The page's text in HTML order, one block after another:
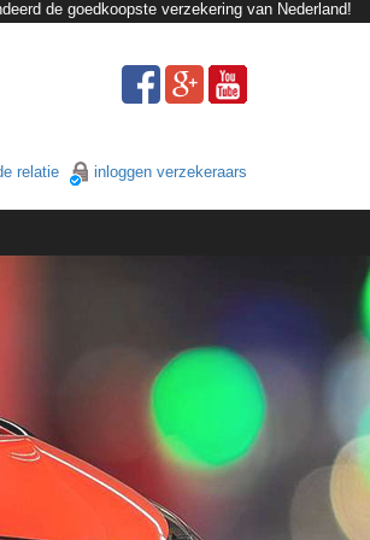
de goedkoopste verzekering van Nederland!
relatie inloggen verzekeraars